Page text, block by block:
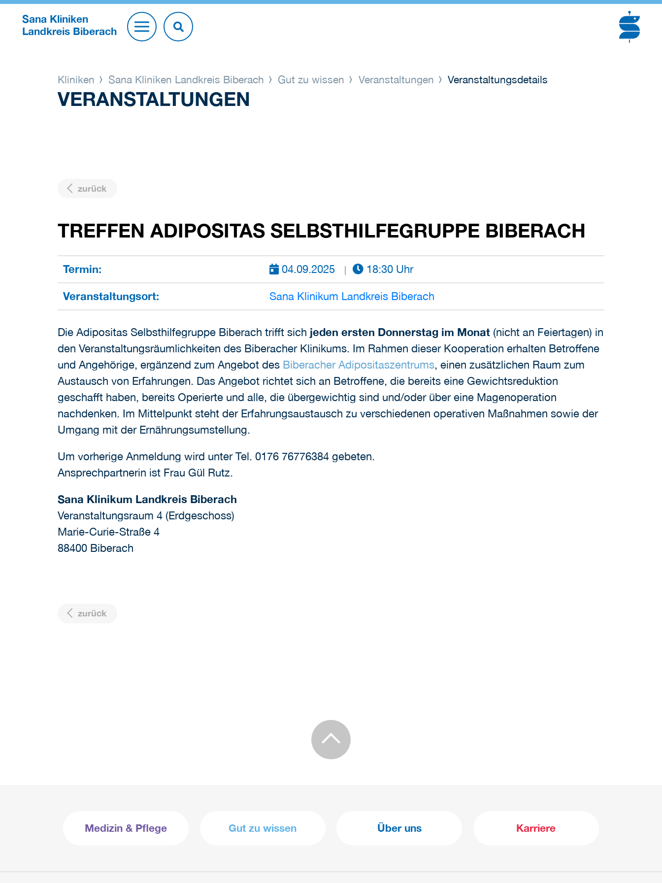
Sana Kliniken
Landkreis Biberach
Kliniken Sana Kliniken Landkreis Biberach Gut zu wissen Veranstaltungen Veranstaltungsdetails
VERANSTALTUNGEN
zurück
TREFFEN ADIPOSITAS SELBSTHILFEGRUPPE BIBERACH
Termin: 04.09.2025 18:30 Uhr
Veranstaltungsort: Sana Klinikum Landkreis Biberach
Die Adipositas Selbsthilfegruppe Biberach trifft sich jeden ersten Donnerstag im Monat (nicht an Feiertagen) in
den Veranstaltungsräumlichkeiten des Biberacher Klinikums. Im Rahmen dieser Kooperation erhalten Betroffene
und Angehörige, ergänzend zum Angebot des Biberacher Adipositaszentrums, einen zusätzlichen Raum zum
Austausch von Erfahrungen. Das Angebot richtet sich an Betroffene, die bereits eine Gewichtsreduktion
geschafft haben, bereits Operierte und alle, die übergewichtig sind und/oder über eine Magenoperation
nachdenken. Im Mittelpunkt steht der Erfahrungsaustausch zu verschiedenen operativen Maßnahmen sowie der
Umgang mit der Ernährungsumstellung.
Um vorherige Anmeldung wird unter Tel. 0176 76776384 gebeten.
Ansprechpartnerin ist Frau Gül Rutz.
Sana Klinikum Landkreis Biberach
Veranstaltungsraum 4 (Erdgeschoss)
Marie-Curie-Straße 4
88400 Biberach
zurück
Medizin & Pflege Gut zu wissen Über uns Karriere